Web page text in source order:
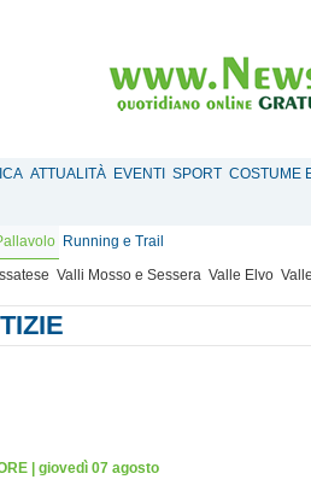
ATTUALITÀ EVENTI SPORT COSTUME
Running e Trail
Valli Mosso e Sessera Valle Elvo
giovedì 07 agosto